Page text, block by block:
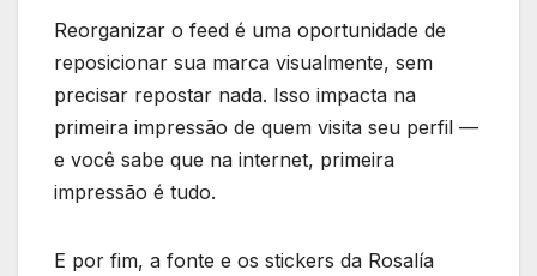
Reorganizar o feed é uma oportunidade de
reposicionar sua marca visualmente, sem
precisar repostar nada. Isso impacta na
primeira impressão de quem visita seu perfil —
e você sabe que na internet, primeira
impressão é tudo.
E por fim, a fonte e os stickers da Rosalía